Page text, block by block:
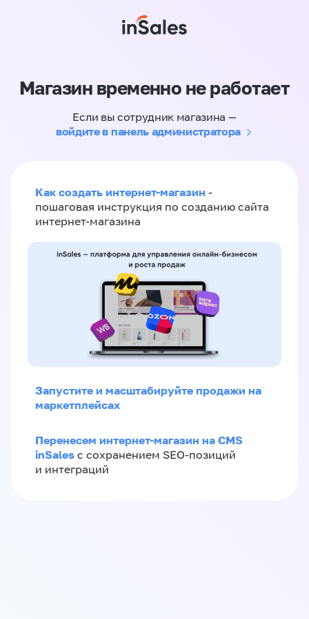
Магазин временно не работает
Если вы сотрудник магазина —
войдите в панель администратора
Как создать интернет-магазин -
пошаговая инструкция по созданию сайта
интернет-магазина
Запустите и масштабируйте продажи на
маркетплейсах
Перенесем интернет-магазин на CMS
inSales с сохранением SEO-позиций
и интеграций